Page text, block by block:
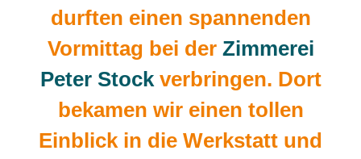
durften einen spannenden
Vormittag bei der Zimmerei
Peter Stockverbringen. Dort
bekamen wir einen tollen
Einblick in die Werkstatt und